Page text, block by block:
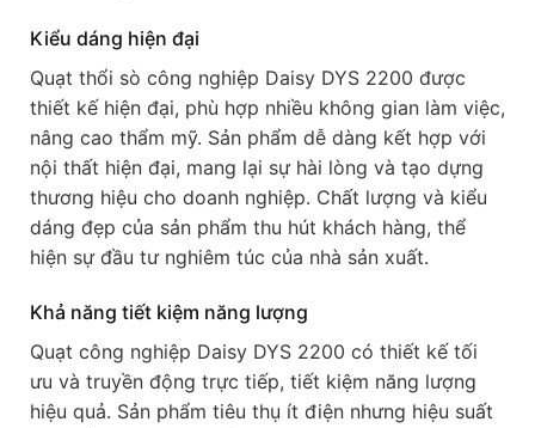
Kiểu dáng hiện đại
Quạt thổi sò công nghiệp Daisy DYS 2200 được
thiết kế hiện đại, phù hợp nhiều không gian làm việc,
nâng cao thẩm mỹ. Sản phẩm dễ dàng kết hợp với
nội thất hiện đại, mang lại sự hài lòng và tạo dựng
thương hiệu cho doanh nghiệp. Chất lượng và kiểu
dáng đẹp của sản phẩm thu hút khách hàng, thể
hiện sự đầu tư nghiêm túc của nhà sản xuất.
Khả năng tiết kiệm năng lượng
Quạt công nghiệp Daisy DYS 2200 có thiết kế tối
ưu và truyền động trực tiếp, tiết kiệm năng lượng
hiệu quả. Sản phẩm tiêu thụ ít điện nhưng hiệu suất